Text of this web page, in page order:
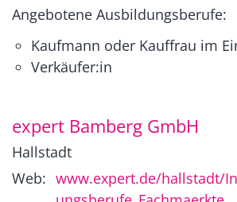
Angebotene Ausbildungsberufe:
Kaufmann oder Kauffrau im
Verkäufer:in
expert Bamberg GmbH
Hallstadt
Web: www.expert.de/hallstadt/